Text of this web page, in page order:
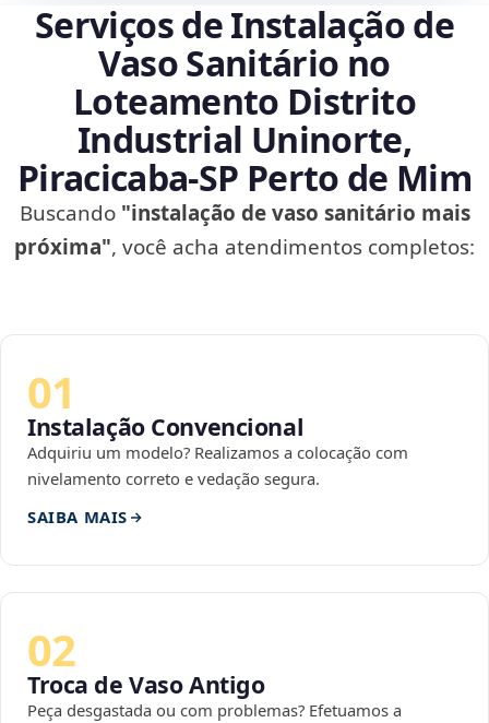
Serviços de Instalação de
Vaso Sanitário no
Loteamento Distrito
Industrial Uninorte,
Piracicaba‑SP Perto de Mim
Buscando "instalação de vaso sanitário mais
próxima", você acha atendimentos completos:
01
Instalação Convencional
Adquiriu um modelo? Realizamos a colocação com
nivelamento correto e vedação segura.
SAIBA MAIS
02
Troca de Vaso Antigo
Peça desgastada ou com problemas? Efetuamos a